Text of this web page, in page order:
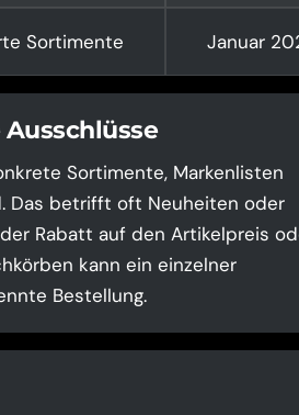
Sortimente Januar
Sortimente, Markenlisten
Das betrifft oft Neuheiten oder
Rabatt auf den Artikelpreis
kann ein einzelner
Bestellung.